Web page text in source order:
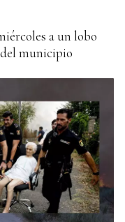
a un lobo
del municipio